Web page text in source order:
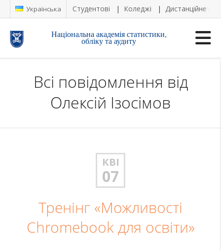
Українська Студентові Коледжі Дистанційне
Національна академія статистики,
обліку та аудиту
Всі повідомлення від
Олексій Ізосімов
КВІ
07
Тренінг «Можливості
Chromebook для освіти»